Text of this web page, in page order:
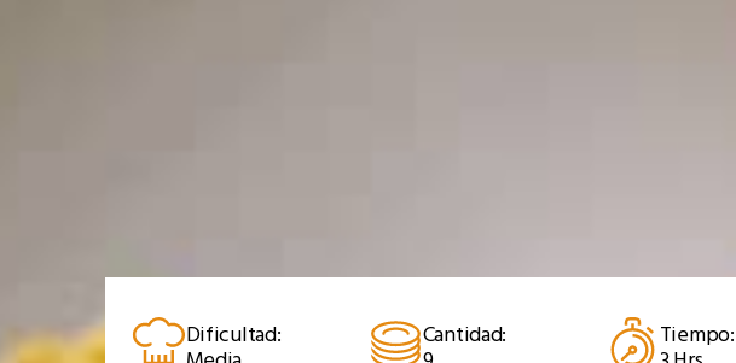
Dificultad: Cantidad: Tiempo: